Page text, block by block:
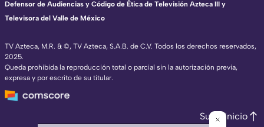
TV Azteca, M.R. & ©, TV Azteca, S.A.B. de C.V. Todos los derechos reservados,
2025.
Queda prohibida la reproducción total o parcial sin la autorización previa,
expresa y por escrito de su titular.
Defensor de Audiencias y Código de Ética de Televisión Azteca III y
Televisora del Valle de México
Subir inicio